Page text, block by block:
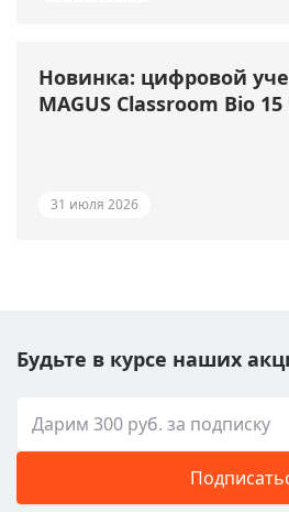
Новинка: цифровой
MAGUS Classroom Bio 15
31 июля 2026
Будьте в курсе наших